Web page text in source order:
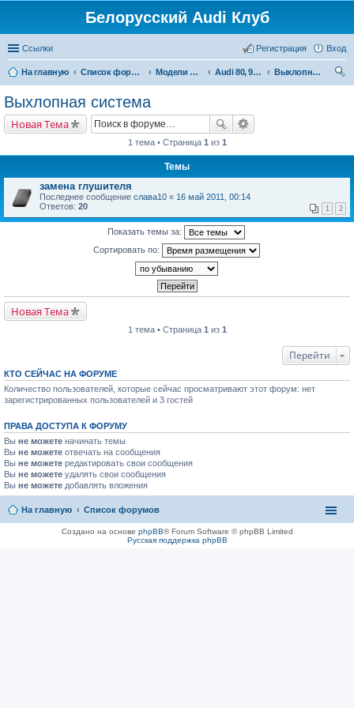
Белорусский Audi Клуб
Ссылки Вход
Регистрация
На главную Список форумов Модели Audi Audi 80, 90, Coupe
Выхлопная система
Выхлопная система
Новая Тема
1 тема • Страница 1 из 1
Темы
замена глушителя
Последнее сообщение слава10 « 16 май 2011, 00:14
Ответов: 20 1 2
Показать темы за:
Сортировать по:
Новая Тема
1 тема • Страница 1 из 1
Перейти
КТО СЕЙЧАС НА ФОРУМЕ
Количество пользователей, которые сейчас просматривают этот форум: нет
зарегистрированных пользователей и 3 гостей
ПРАВА ДОСТУПА К ФОРУМУ
Вы не можете начинать темы
Вы не можете отвечать на сообщения
Вы не можете редактировать свои сообщения
Вы не можете удалять свои сообщения
Вы не можете добавлять вложения
На главную Список форумов
Создано на основе phpBB® Forum Software © phpBB Limited
Русская поддержка phpBB